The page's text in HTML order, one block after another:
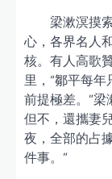
梁漱溟摸
心，各界名人
核。有人高歌
里，“鄒平每
前提極差。”
但不，還攜妻
夜，全部的占
件事。”